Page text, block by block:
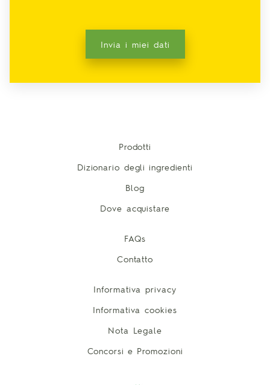
Invia i miei dati
Prodotti
Dizionario degli ingredienti
Blog
Dove acquistare
FAQs
Contatto
Informativa privacy
Informativa cookies
Nota Legale
Concorsi e Promozioni